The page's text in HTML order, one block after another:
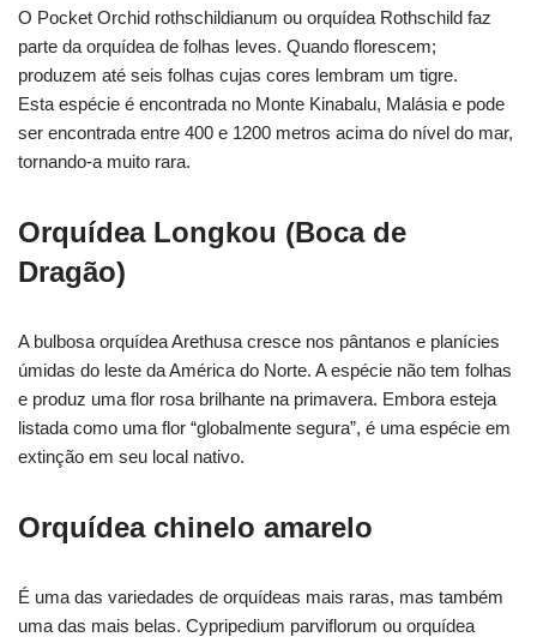
O Pocket Orchid rothschildianum ou orquídea Rothschild faz
parte da orquídea de folhas leves. Quando florescem;
produzem até seis folhas cujas cores lembram um tigre.
Esta espécie é encontrada no Monte Kinabalu, Malásia e pode
ser encontrada entre 400 e 1200 metros acima do nível do mar,
tornando-a muito rara.
Orquídea Longkou (Boca de
Dragão)
A bulbosa orquídea Arethusa cresce nos pântanos e planícies
úmidas do leste da América do Norte. A espécie não tem folhas
e produz uma flor rosa brilhante na primavera. Embora esteja
listada como uma flor “globalmente segura”, é uma espécie em
extinção em seu local nativo.
Orquídea chinelo amarelo
É uma das variedades de orquídeas mais raras, mas também
uma das mais belas. Cypripedium parviflorum ou orquídea